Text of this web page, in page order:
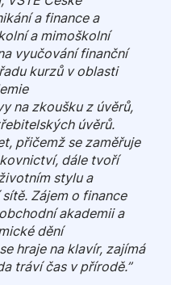
a finance a
a mimoškolní
vyučování finanční
kurzů v oblasti
na zkoušku z úvěrů,
úvěrů.
přičemž se zaměřuje
dále tvoří
stylu a
Zájem o finance
akademii a
dění
hraje na klavír, zajímá
tráví čas v přírodě.”